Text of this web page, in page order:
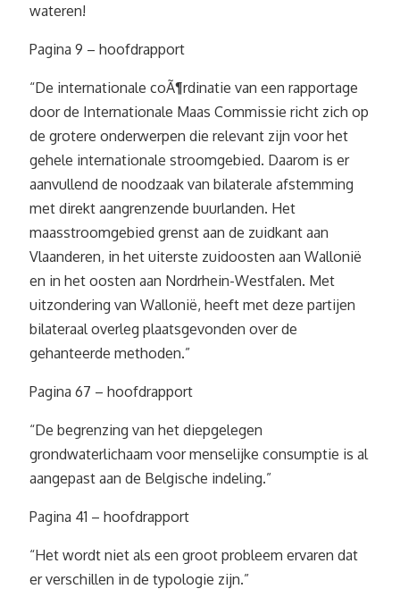
wateren!
Pagina 9 – hoofdrapport
“De internationale coÃ¶rdinatie van een rapportage
door de Internationale Maas Commissie richt zich op
de grotere onderwerpen die relevant zijn voor het
gehele internationale stroomgebied. Daarom is er
aanvullend de noodzaak van bilaterale afstemming
met direkt aangrenzende buurlanden. Het
maasstroomgebied grenst aan de zuidkant aan
Vlaanderen, in het uiterste zuidoosten aan Wallonië
en in het oosten aan Nordrhein-Westfalen. Met
uitzondering van Wallonië, heeft met deze partijen
bilateraal overleg plaatsgevonden over de
gehanteerde methoden.”
Pagina 67 – hoofdrapport
“De begrenzing van het diepgelegen
grondwaterlichaam voor menselijke consumptie is al
aangepast aan de Belgische indeling.”
Pagina 41 – hoofdrapport
“Het wordt niet als een groot probleem ervaren dat
er verschillen in de typologie zijn.”